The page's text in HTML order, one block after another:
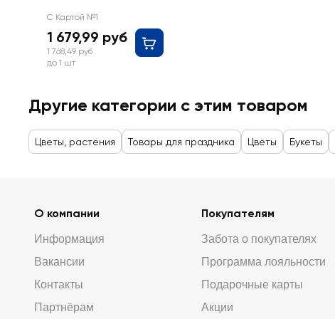
С Картой №1
1 679,99 руб
1 768,49 руб
до 1 шт
Другие категории с этим товаром
Цветы, растения Товары для праздника Цветы Букеты
О компании
Информация
Вакансии
Контакты
Партнёрам
Покупателям
Забота о покупателях
Программа лояльности
Подарочные карты
Акции